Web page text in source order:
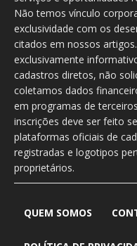
Não temos vínculo
exclusividade com os
citados em nossos
exclusivamente
cadastros diretos, não
coletamos dados
em programas de
inscrições deve ser feito
plataformas oficiais de
registradas e logotipos
proprietários.
QUEM SOMOS